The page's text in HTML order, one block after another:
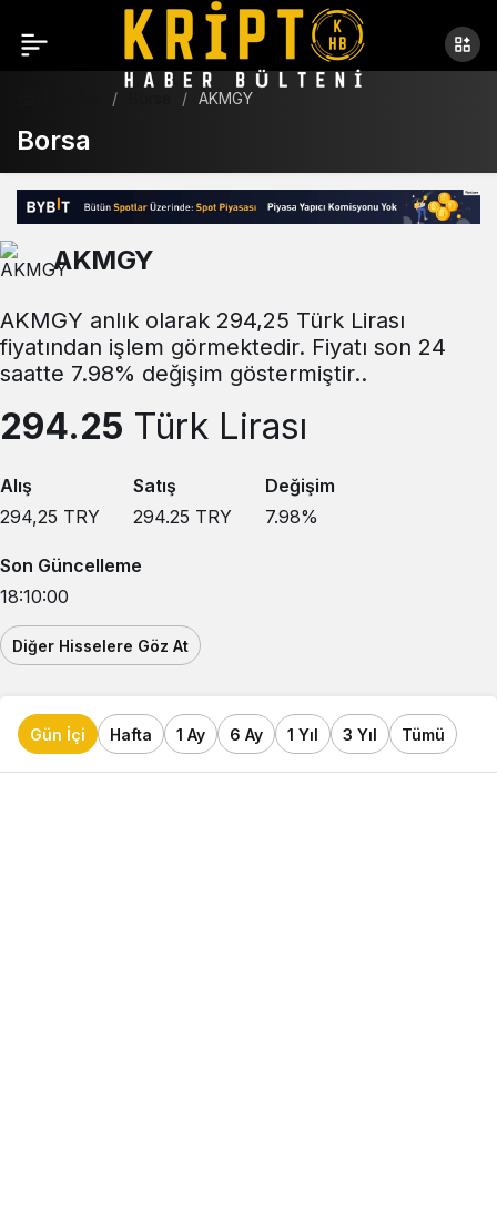
AKMGY
Borsa
AKMGY
AKMGY anlık olarak 294,25 Türk Lirası
fiyatından işlem görmektedir. Fiyatı son 24
saatte 7.98% değişim göstermiştir..
294.25 Türk Lirası
Alış
294,25 TRY
Satış
294.25 TRY
Değişim
7.98%
Son Güncelleme
18:10:00
Diğer Hisselere Göz At
Gün İçi Hafta 1 Ay 6 Ay 1 Yıl 3 Yıl Tümü